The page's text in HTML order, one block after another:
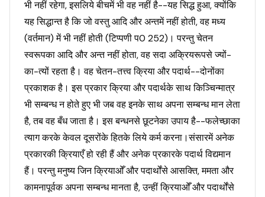
भी नहीं रहेगा, इसलिये बीचमें भी वह नहीं है--यह सिद्ध हुआ, क्योंकि
यह सिद्धान्त है कि जो वस्तु आदि और अन्तमें नहीं होती, वह मध्य
(वर्तमान) में भी नहीं होती (टिप्पणी प0 252)। परन्तु चेतन
स्वरूपका आदि और अन्त नहीं होता, वह सदा अक्रियरूपसे ज्यों-
का-त्यों रहता है। वह चेतन-तत्त्व क्रिया और पदार्थ--दोनोंका
प्रकाशक है। इस प्रकार क्रिया और पदार्थके साथ किञ्चिन्मात्र
भी सम्बन्ध न होते हुए भी जब वह इनके साथ अपना सम्बन्ध मान लेता
है, तब वह बँध जाता है। इस बन्धनसे छूटनेका उपाय है--फलेच्छाका
त्याग करके केवल दूसरोंके हितके लिये कर्म करना।संसारमें अनेक
प्रकारकी क्रियाएँ हो रही हैं और अनेक प्रकारके पदार्थ विद्यमान
हैं। परन्तु मनुष्य जिन क्रियाओँ और पदार्थोंसे आसक्ति, ममता और
कामनापूर्वक अपना सम्बन्ध मानता है, उन्हीं क्रियाओँ और पदार्थोंसे